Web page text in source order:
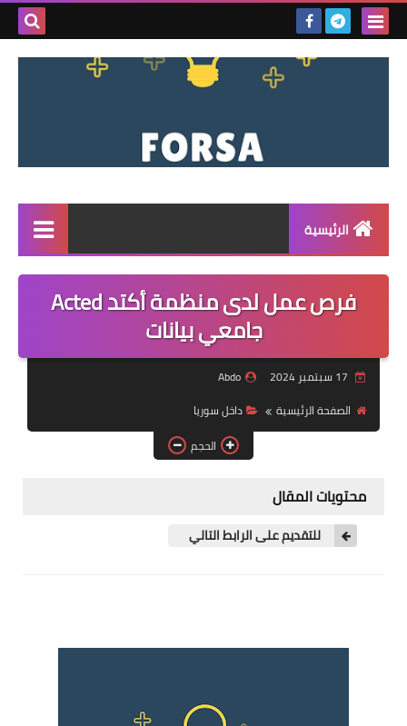
بحث
الرئيسية
القائمة
مناقصات
فرص عمل داخل سوريا
فرص عمل في العراق
فرص عمل في اليمن
دورات تدريبية
فرص عمل لدى منظمة أكتد Acted
جامعي بيانات
Abdo
الصفحة الرئيسية
داخل سوريا
الحجم
محتويات المقال
للتقديم على الرابط التالي